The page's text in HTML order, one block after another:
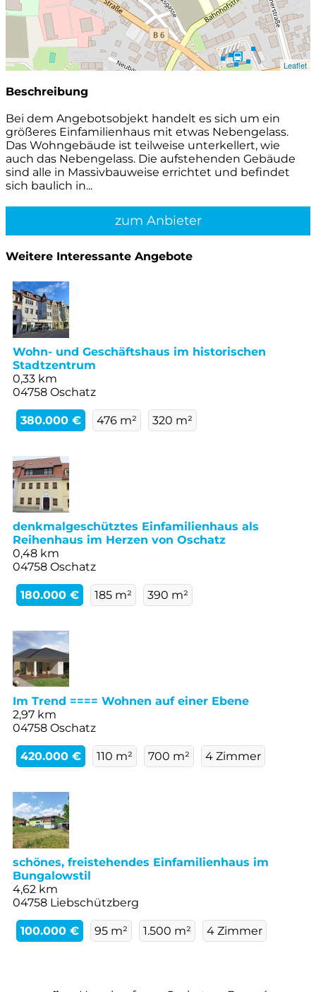
Leaflet
Beschreibung
Bei dem Angebotsobjekt handelt es sich um ein
größeres Einfamilienhaus mit etwas Nebengelass.
Das Wohngebäude ist teilweise unterkellert, wie
auch das Nebengelass. Die aufstehenden Gebäude
sind alle in Massivbauweise errichtet und befindet
sich baulich in...
zum Anbieter
Weitere Interessante Angebote
Wohn- und Geschäftshaus im historischen
Stadtzentrum
0,33 km
04758 Oschatz
380.000 € 476 m² 320 m²
denkmalgeschütztes Einfamilienhaus als
Reihenhaus im Herzen von Oschatz
0,48 km
04758 Oschatz
180.000 € 185 m² 390 m²
Im Trend ==== Wohnen auf einer Ebene
2,97 km
04758 Oschatz
420.000 € 110 m² 700 m² 4 Zimmer
schönes, freistehendes Einfamilienhaus im
Bungalowstil
4,62 km
04758 Liebschützberg
100.000 € 95 m² 1.500 m² 4 Zimmer